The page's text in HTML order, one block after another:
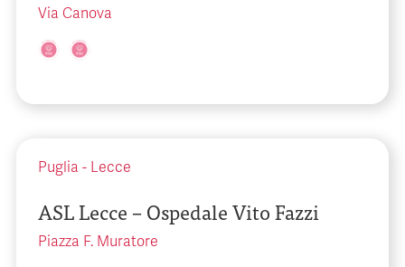
Via Canova
Puglia - Lecce
ASL Lecce – Ospedale Vito Fazzi
Piazza F. Muratore